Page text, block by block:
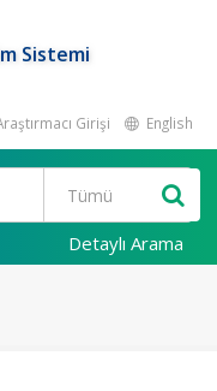
Sistemi
Girişi English
Detaylı Arama